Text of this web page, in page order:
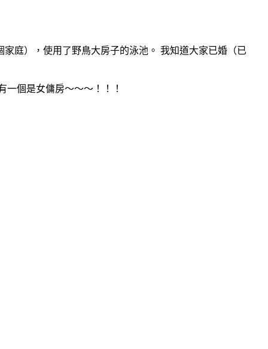
庭），使用了野鳥大房子的泳池。 我知道大家已婚（已
個是女傭房～～～！！！